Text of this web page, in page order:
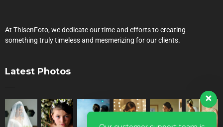
At ThisenFoto, we dedicate our time and efforts to creating
something truly timeless and mesmerizing for our clients.
Latest Photos